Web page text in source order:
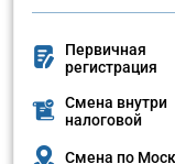
Первичная
регистрация
Смена внутри
налоговой
Смена по